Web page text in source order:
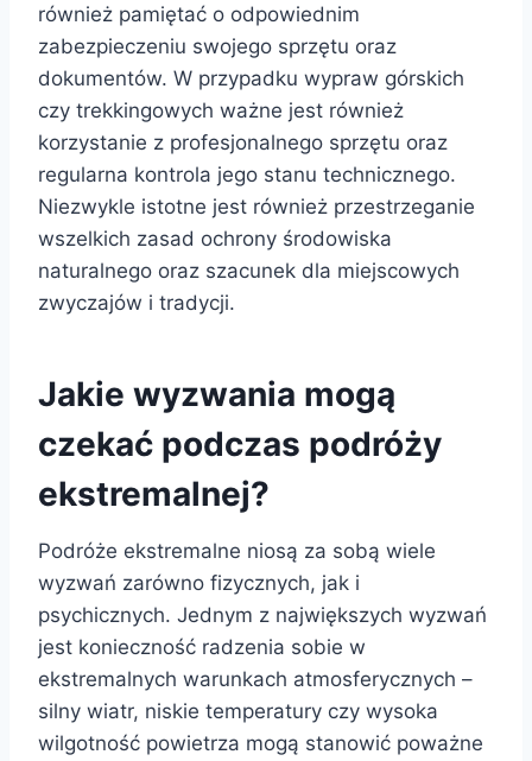
również pamiętać o odpowiednim
zabezpieczeniu swojego sprzętu oraz
dokumentów. W przypadku wypraw górskich
czy trekkingowych ważne jest również
korzystanie z profesjonalnego sprzętu oraz
regularna kontrola jego stanu technicznego.
Niezwykle istotne jest również przestrzeganie
wszelkich zasad ochrony środowiska
naturalnego oraz szacunek dla miejscowych
zwyczajów i tradycji.
Jakie wyzwania mogą
czekać podczas podróży
ekstremalnej?
Podróże ekstremalne niosą za sobą wiele
wyzwań zarówno fizycznych, jak i
psychicznych. Jednym z największych wyzwań
jest konieczność radzenia sobie w
ekstremalnych warunkach atmosferycznych –
silny wiatr, niskie temperatury czy wysoka
wilgotność powietrza mogą stanowić poważne